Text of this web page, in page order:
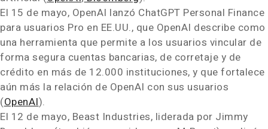
El 15 de mayo, OpenAI lanzó ChatGPT Personal Finance
para usuarios Pro en EE.UU., que OpenAI describe como
una herramienta que permite a los usuarios vincular de
forma segura cuentas bancarias, de corretaje y de
crédito en más de 12.000 instituciones, y que fortalece
aún más la relación de OpenAI con sus usuarios
(OpenAI).
El 12 de mayo, Beast Industries, liderada por Jimmy